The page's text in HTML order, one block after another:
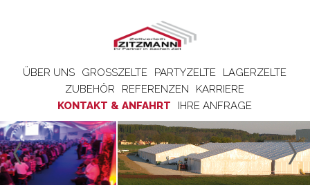
ÜBER UNS GROSSZELTE PARTYZELTE
LAGERZELTE
ZUBEHÖR
REFERENZEN
KARRIERE
KONTAKT & ANFAHRT
IHRE ANFRAGE